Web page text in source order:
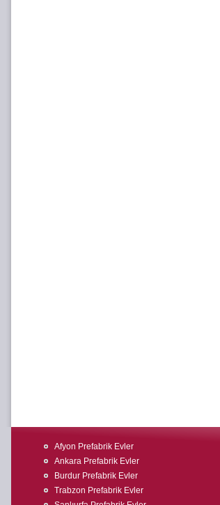
Afyon Prefabrik Evler
Ankara Prefabrik Evler
Burdur Prefabrik Evler
Trabzon Prefabrik Evler